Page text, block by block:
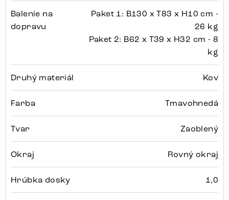
Balenie na
dopravu
Paket 1: B130 x T83 x H10 cm -
26 kg
Paket 2: B62 x T39 x H32 cm - 8
kg
Druhý materiál Kov
Farba Tmavohnedá
Tvar Zaoblený
Okraj Rovný okraj
Hrúbka dosky 1,0